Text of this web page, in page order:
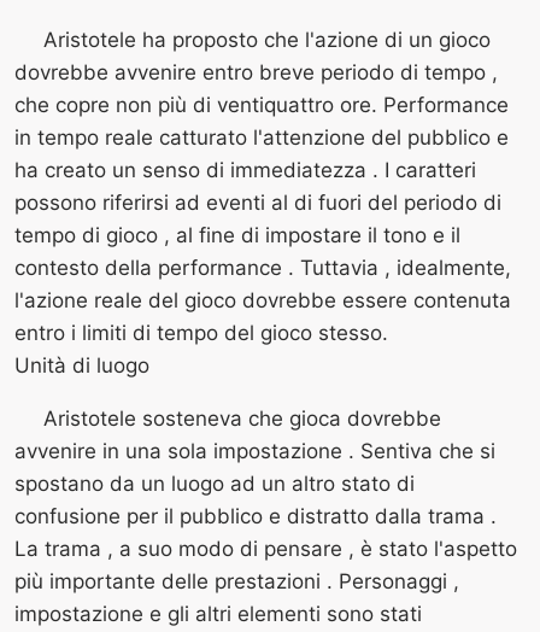
Aristotele ha proposto che l'azione di un gioco
dovrebbe avvenire entro breve periodo di tempo ,
che copre non più di ventiquattro ore. Performance
in tempo reale catturato l'attenzione del pubblico e
ha creato un senso di immediatezza . I caratteri
possono riferirsi ad eventi al di fuori del periodo di
tempo di gioco , al fine di impostare il tono e il
contesto della performance . Tuttavia , idealmente,
l'azione reale del gioco dovrebbe essere contenuta
entro i limiti di tempo del gioco stesso.
Unità di luogo
Aristotele sosteneva che gioca dovrebbe
avvenire in una sola impostazione . Sentiva che si
spostano da un luogo ad un altro stato di
confusione per il pubblico e distratto dalla trama .
La trama , a suo modo di pensare , è stato l'aspetto
più importante delle prestazioni . Personaggi ,
impostazione e gli altri elementi sono stati